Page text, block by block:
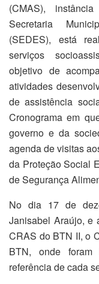
(CMAS),
Secretaria
(SEDES), está
serviços
objetivo de
atividades
de assistência
Cronograma em
governo e da
agenda de visitas
da Proteção Social
de Segurança
No dia 17 de
Janisabel Araújo, e
CRAS do BTN II, o
BTN, onde
referência de cada